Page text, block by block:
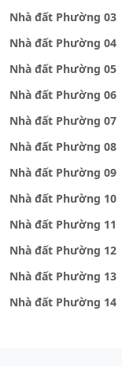
Nhà đất Phường 03
Nhà đất Phường 04
Nhà đất Phường 05
Nhà đất Phường 06
Nhà đất Phường 07
Nhà đất Phường 08
Nhà đất Phường 09
Nhà đất Phường 10
Nhà đất Phường 11
Nhà đất Phường 12
Nhà đất Phường 13
Nhà đất Phường 14